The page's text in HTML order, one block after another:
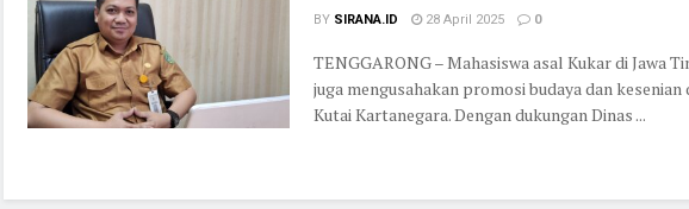
BY SIRANA.ID 28 April 2025 0
TENGGARONG – Mahasiswa asal Kukar di Jawa
juga mengusahakan promosi budaya dan kesenian
Kutai Kartanegara. Dengan dukungan Dinas ...